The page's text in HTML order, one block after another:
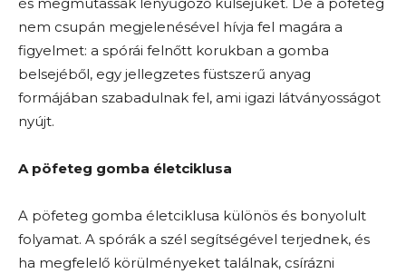
nem csupán megjelenésével hívja fel magára a
figyelmet: a spórái felnőtt korukban a gomba
belsejéből, egy jellegzetes füstszerű anyag
formájában szabadulnak fel, ami igazi látványosságot
nyújt.
A pöfeteg gomba életciklusa
A pöfeteg gomba életciklusa különös és bonyolult
folyamat. A spórák a szél segítségével terjednek, és
ha megfelelő körülményeket találnak, csírázni